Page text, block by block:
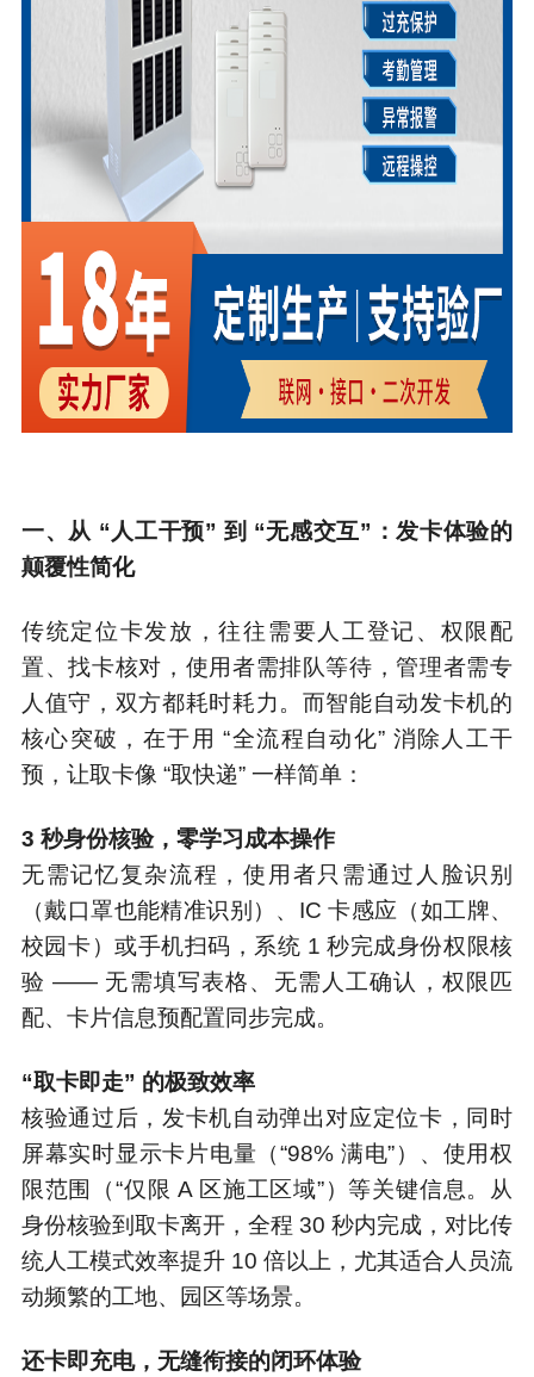
一、从 “人工干预” 到 “无感交互”：发卡体验的
颠覆性简化
传统定位卡发放，往往需要人工登记、权限配
置、找卡核对，使用者需排队等待，管理者需专
人值守，双方都耗时耗力。而智能自动发卡机的
核心突破，在于用 “全流程自动化” 消除人工干
预，让取卡像 “取快递” 一样简单：
3 秒身份核验，零学习成本操作
无需记忆复杂流程，使用者只需通过人脸识别
（戴口罩也能精准识别）、IC 卡感应（如工牌、
校园卡）或手机扫码，系统 1 秒完成身份权限核
验 —— 无需填写表格、无需人工确认，权限匹
配、卡片信息预配置同步完成。
“取卡即走” 的极致效率
核验通过后，发卡机自动弹出对应定位卡，同时
屏幕实时显示卡片电量（“98% 满电”）、使用权
限范围（“仅限 A 区施工区域”）等关键信息。从
身份核验到取卡离开，全程 30 秒内完成，对比传
统人工模式效率提升 10 倍以上，尤其适合人员流
动频繁的工地、园区等场景。
还卡即充电，无缝衔接的闭环体验